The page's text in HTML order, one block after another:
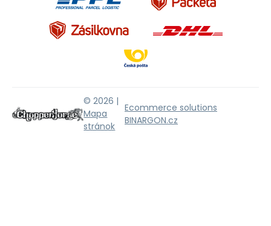
© 2026 |
Mapa
stránok
Ecommerce solutions
BINARGON.cz